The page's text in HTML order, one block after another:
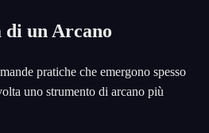
un Arcano
pratiche che emergono spesso
uno strumento di arcano più